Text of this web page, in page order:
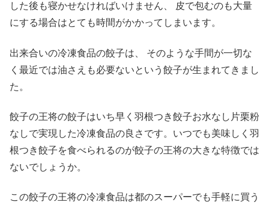
した後も寝かせなければいけません、 皮で包むのも大量
にする場合はとても時間がかかってしまいます。
出来合いの冷凍食品の餃子は、 そのような手間が一切な
く最近では油さえも必要ないという餃子が生まれてきまし
た。
餃子の王将の餃子はいち早く羽根つき餃子お水なし片栗粉
なしで実現した冷凍食品の良さです。いつでも美味しく羽
根つき餃子を食べられるのが餃子の王将の大きな特徴では
ないでしょうか。
この餃子の王将の冷凍食品は都のスーパーでも手軽に買う